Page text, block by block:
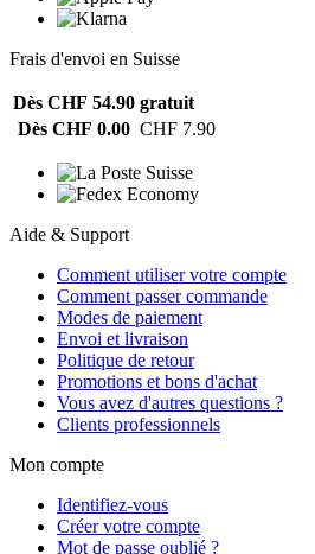
Frais d'envoi en Suisse
Dès CHF 54.90 gratuit
Dès CHF 0.00 CHF 7.90
Aide & Support
Comment utiliser votre compte
Comment passer commande
Modes de paiement
Envoi et livraison
Politique de retour
Promotions et bons d'achat
Vous avez d'autres questions ?
Clients professionnels
Mon compte
Identifiez-vous
Créer votre compte
Mot de passe oublié ?